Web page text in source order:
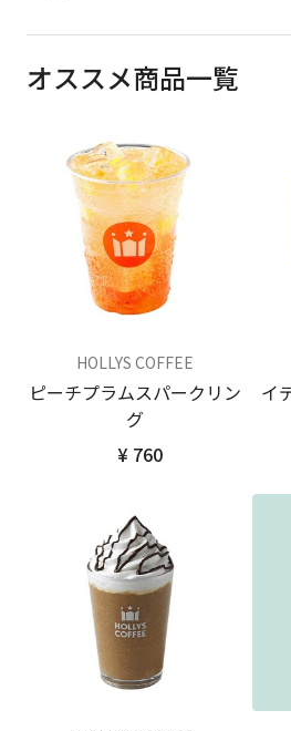
オススメ商品一覧
HOLLYS COFFEE
ピーチプラムスパークリン
グ
¥ 760
イ